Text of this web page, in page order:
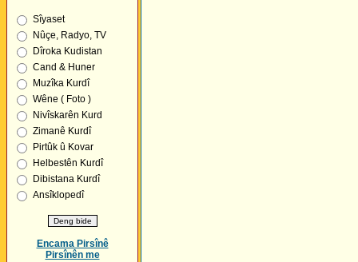
Sîyaset
Nûçe, Radyo, TV
Dîroka Kudistan
Cand & Huner
Muzîka Kurdî
Wêne ( Foto )
Nivîskarên Kurd
Zimanê Kurdî
Pirtûk û Kovar
Helbestên Kurdî
Dibistana Kurdî
Ansîklopedî
Encama Pirsînê
Pirsînên me